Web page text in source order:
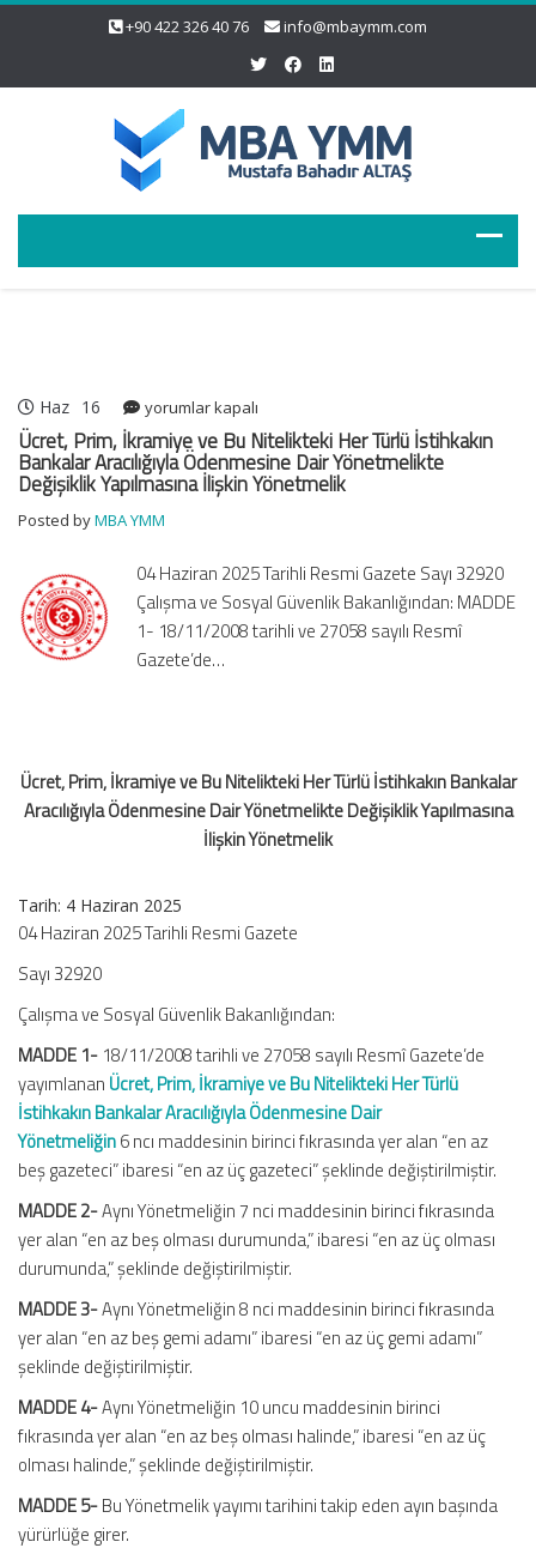
+90 422 326 40 76 info@mbaymm.com
Haz 16
Ücret,
Prim,
İkramiye
ve
Nitelikteki
Türlü
İstihkakın
Bankalar
Aracılığıyla
Yapılmasına
İlişkin
Yönetmelik
yorumlar kapalı
Ücret, Prim, İkramiye ve Bu Nitelikteki Her Türlü İstihkakın
Bankalar Aracılığıyla Ödenmesine Dair Yönetmelikte
Değişiklik Yapılmasına İlişkin Yönetmelik
Posted byMBA YMM
04 Haziran 2025 Tarihli Resmi Gazete Sayı 32920
Çalışma ve Sosyal Güvenlik Bakanlığından: MADDE
1- 18/11/2008 tarihli ve 27058 sayılı Resmî
Gazete’de…
Ücret, Prim, İkramiye ve Bu Nitelikteki Her Türlü İstihkakın Bankalar
Aracılığıyla Ödenmesine Dair Yönetmelikte Değişiklik Yapılmasına
İlişkin Yönetmelik
Tarih: 4 Haziran 2025
04 Haziran 2025 Tarihli Resmi Gazete
Sayı 32920
Çalışma ve Sosyal Güvenlik Bakanlığından:
MADDE 1- 18/11/2008 tarihli ve 27058 sayılı Resmî Gazete’de
yayımlanan Ücret, Prim, İkramiye ve Bu Nitelikteki Her Türlü
İstihkakın Bankalar Aracılığıyla Ödenmesine Dair
Yönetmeliğin6 ncı maddesinin birinci fıkrasında yer alan “en az
beş gazeteci” ibaresi “en az üç gazeteci” şeklinde değiştirilmiştir.
MADDE 2-Aynı Yönetmeliğin 7 nci maddesinin birinci fıkrasında
yer alan “en az beş olması durumunda,” ibaresi “en az üç olması
durumunda,” şeklinde değiştirilmiştir.
MADDE 3-Aynı Yönetmeliğin 8 nci maddesinin birinci fıkrasında
yer alan “en az beş gemi adamı” ibaresi “en az üç gemi adamı”
şeklinde değiştirilmiştir.
MADDE 4-Aynı Yönetmeliğin 10 uncu maddesinin birinci
fıkrasında yer alan “en az beş olması halinde,” ibaresi “en az üç
olması halinde,” şeklinde değiştirilmiştir.
MADDE 5-Bu Yönetmelik yayımı tarihini takip eden ayın başında
yürürlüğe girer.